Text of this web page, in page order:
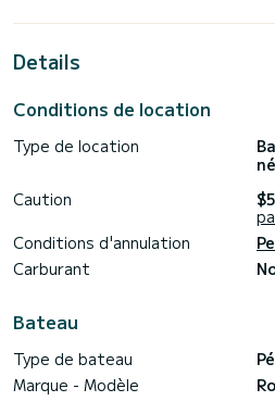
Details
Conditions de location
Type de location
Caution
Conditions d'annulation
Carburant
Bateau
Type de bateau
Marque - Modèle